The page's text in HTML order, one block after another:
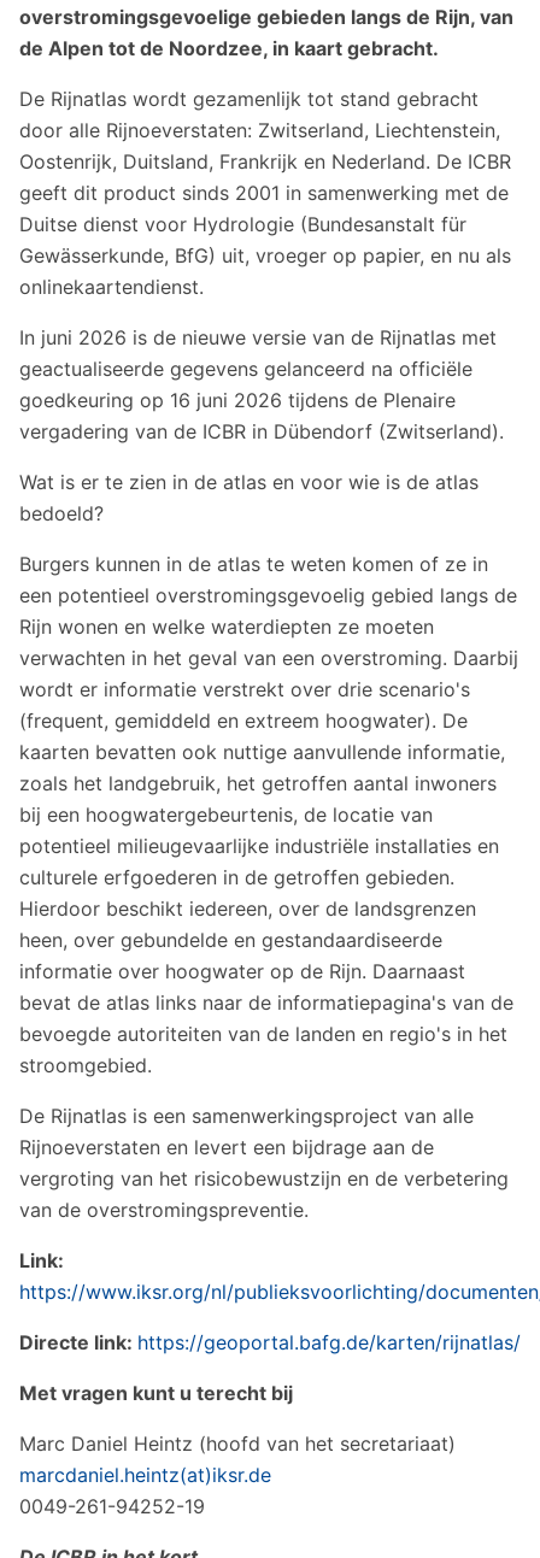
overstromingsgevoelige gebieden langs de Rijn, van
de Alpen tot de Noordzee, in kaart gebracht.
De Rijnatlas wordt gezamenlijk tot stand gebracht
door alle Rijnoeverstaten: Zwitserland, Liechtenstein,
Oostenrijk, Duitsland, Frankrijk en Nederland. De ICBR
geeft dit product sinds 2001 in samenwerking met de
Duitse dienst voor Hydrologie (Bundesanstalt für
Gewässerkunde, BfG) uit, vroeger op papier, en nu als
onlinekaartendienst.
In juni 2026 is de nieuwe versie van de Rijnatlas met
geactualiseerde gegevens gelanceerd na officiële
goedkeuring op 16 juni 2026 tijdens de Plenaire
vergadering van de ICBR in Dübendorf (Zwitserland).
Wat is er te zien in de atlas en voor wie is de atlas
bedoeld?
Burgers kunnen in de atlas te weten komen of ze in
een potentieel overstromingsgevoelig gebied langs de
Rijn wonen en welke waterdiepten ze moeten
verwachten in het geval van een overstroming. Daarbij
wordt er informatie verstrekt over drie scenario's
(frequent, gemiddeld en extreem hoogwater). De
kaarten bevatten ook nuttige aanvullende informatie,
zoals het landgebruik, het getroffen aantal inwoners
bij een hoogwatergebeurtenis, de locatie van
potentieel milieugevaarlijke industriële installaties en
culturele erfgoederen in de getroffen gebieden.
Hierdoor beschikt iedereen, over de landsgrenzen
heen, over gebundelde en gestandaardiseerde
informatie over hoogwater op de Rijn. Daarnaast
bevat de atlas links naar de informatiepagina's van de
bevoegde autoriteiten van de landen en regio's in het
stroomgebied.
De Rijnatlas is een samenwerkingsproject van alle
Rijnoeverstaten en levert een bijdrage aan de
vergroting van het risicobewustzijn en de verbetering
van de overstromingspreventie.
Link:
https://www.iksr.org/nl/publieksvoorlichting/
Directe link: https://geoportal.bafg.de/karten/rijnatlas/
Met vragen kunt u terecht bij
Marc Daniel Heintz (hoofd van het secretariaat)
marcdaniel.heintz(at)iksr.de
0049-261-94252-19